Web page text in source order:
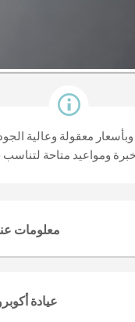
معقولة وعالية
معلومات
private ...
عيادة